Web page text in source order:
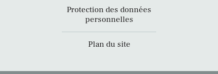
Protection des données
personnelles
Plan du site